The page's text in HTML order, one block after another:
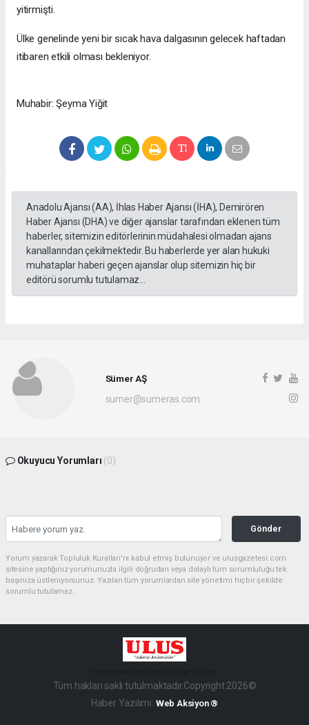
yitirmişti.
Ülke genelinde yeni bir sıcak hava dalgasının gelecek haftadan
itibaren etkili olması bekleniyor.
Muhabir: Şeyma Yiğit
Anadolu Ajansı (AA), İhlas Haber Ajansı (İHA), Demirören
Haber Ajansı (DHA) ve diğer ajanslar tarafından eklenen tüm
haberler, sitemizin editörlerinin müdahalesi olmadan ajans
kanallarından çekilmektedir. Bu haberlerde yer alan hukuki
muhataplar haberi geçen ajanslar olup sitemizin hiç bir
editörü sorumlu tutulamaz...
Sümer AŞ
sumer@sumeras.com
Okuyucu Yorumları (0)
Gönder
Yorum yazarak Topluluk Kuralları’nı kabul etmiş bulunuyor ve ulusgazetesi.com
sitesine yaptığınız yorumunuzla ilgili doğrudan veya dolaylı tüm sorumluluğu tek
başınıza üstleniyorsunuz. Yazılan tüm yorumlardan site yönetimi hiçbir şekilde
sorumlu tutulamaz.
Tüm hakları saklı tutulmaktadır.Copyright 2026©
Haber Yazılımı: Web Aksiyon ®